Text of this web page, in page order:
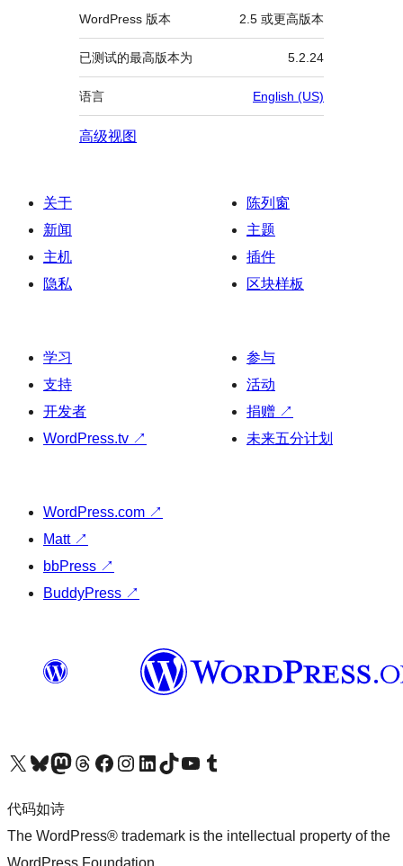
WordPress 版本 2.5 或更高版本
已测试的最高版本为 5.2.24
语言 English (US)
高级视图
关于
新闻
主机
隐私
陈列窗
主题
插件
区块样板
学习
支持
开发者
WordPress.tv ↗
参与
活动
捐赠 ↗
未来五分计划
WordPress.com ↗
Matt ↗
bbPress ↗
BuddyPress ↗
关注我们的 X（原 Twitter）账号访问我们的 Bluesky 账号关注我们的 Mastodon 账号访问我们的 Threads 账号 访问我们的 Facebook 公共主页关注我们的 Instagram 账号 关注我们的 LinkedIn 主页访问我们的 TikTok 账号访问我们的 YouTube 频道 访问我们的 Tumblr 账号
代码如诗
The WordPress® trademark is the intellectual property of the
WordPress Foundation.